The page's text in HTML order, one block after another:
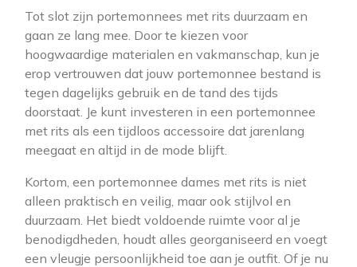
Tot slot zijn portemonnees met rits duurzaam en
gaan ze lang mee. Door te kiezen voor
hoogwaardige materialen en vakmanschap, kun je
erop vertrouwen dat jouw portemonnee bestand is
tegen dagelijks gebruik en de tand des tijds
doorstaat. Je kunt investeren in een portemonnee
met rits als een tijdloos accessoire dat jarenlang
meegaat en altijd in de mode blijft.
Kortom, een portemonnee dames met rits is niet
alleen praktisch en veilig, maar ook stijlvol en
duurzaam. Het biedt voldoende ruimte voor al je
benodigdheden, houdt alles georganiseerd en voegt
een vleugje persoonlijkheid toe aan je outfit. Of je nu